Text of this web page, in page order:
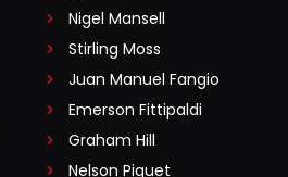
Nigel Mansell
Stirling Moss
Juan Manuel Fangio
Emerson Fittipaldi
Graham Hill
Nelson Piquet